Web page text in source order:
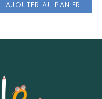
AJOUTER AU PANIER